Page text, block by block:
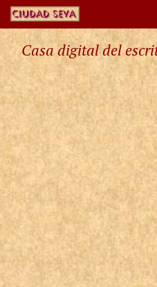
Casa digital del